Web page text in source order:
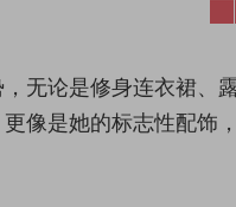
无论是修身连衣裙、
像是她的标志性配饰